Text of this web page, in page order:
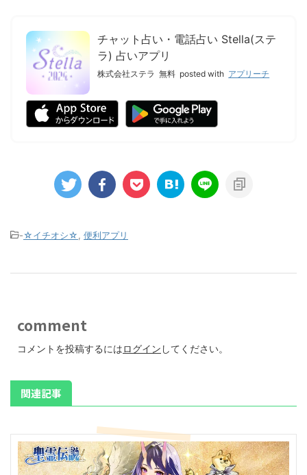
チャット占い・電話占い Stella(ステ
ラ) 占いアプリ
株式会社ステラ 無料 posted with アプリーチ
-☆イチオシ☆, 便利アプリ
comment
コメントを投稿するにはログイン してください。
関連記事